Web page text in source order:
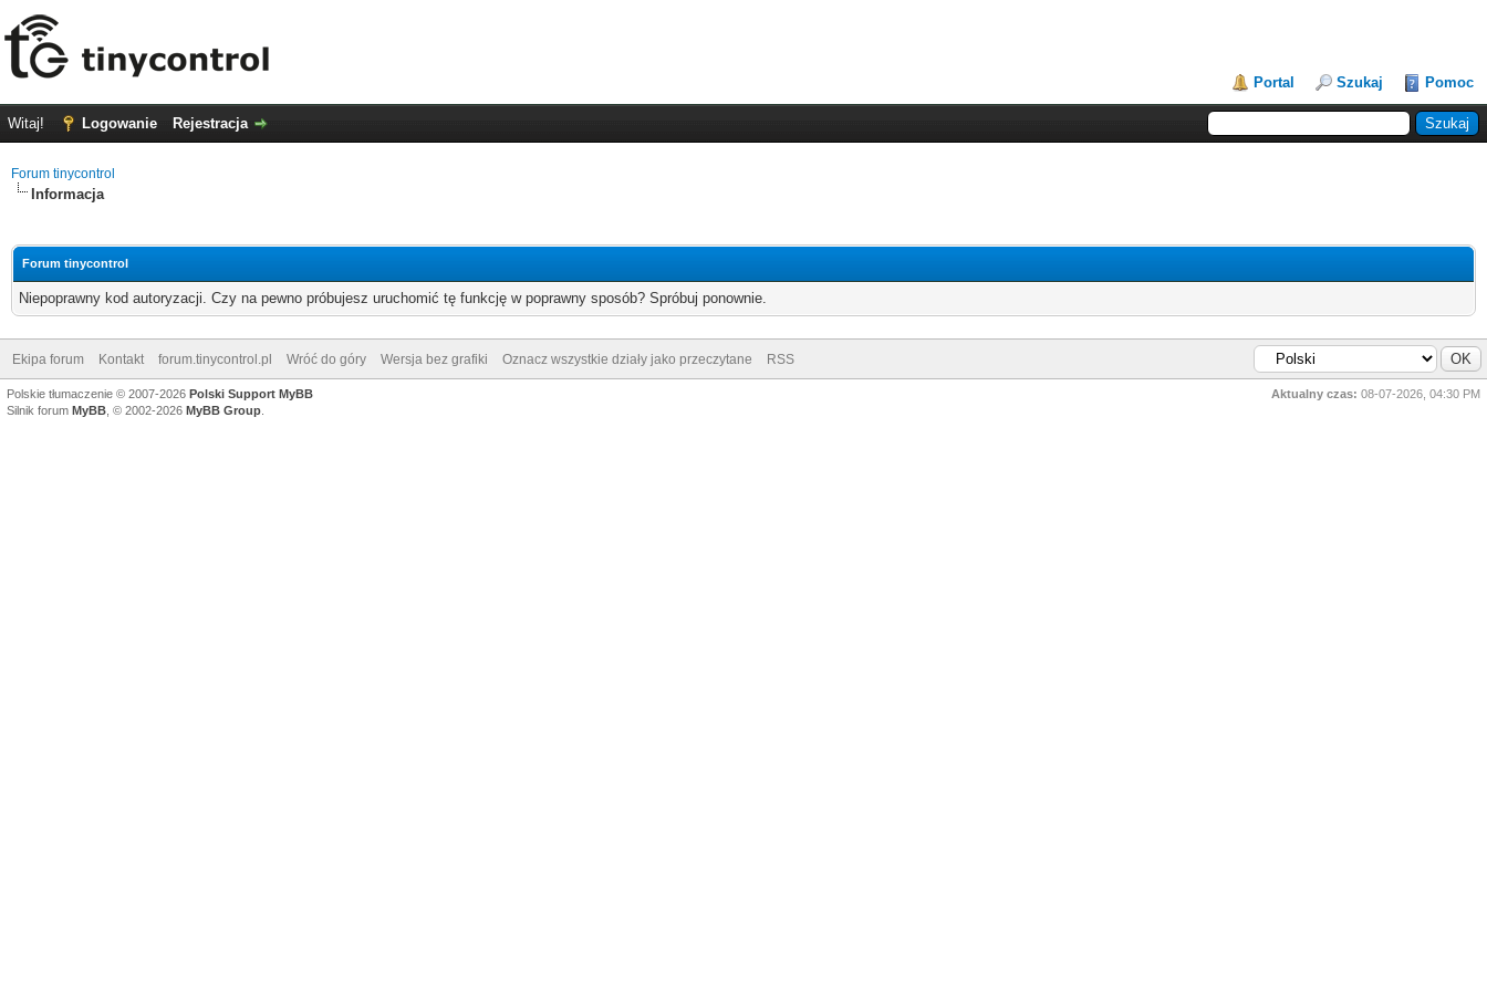
Portal Szukaj Pomoc
Witaj! Logowanie Rejestracja
Forum tinycontrol
Informacja
Forum tinycontrol
Niepoprawny kod autoryzacji. Czy na pewno próbujesz uruchomić tę funkcję w poprawny sposób? Spróbuj ponownie.
Ekipa forum Kontakt forum.tinycontrol.pl Wróć do góry Wersja bez grafiki Oznacz wszystkie działy jako przeczytane RSS
Aktualny czas: 08-07-2026, 04:30 PM
Polskie tłumaczenie © 2007-2026 Polski Support MyBB
Silnik forum MyBB , © 2002-2026 MyBB Group